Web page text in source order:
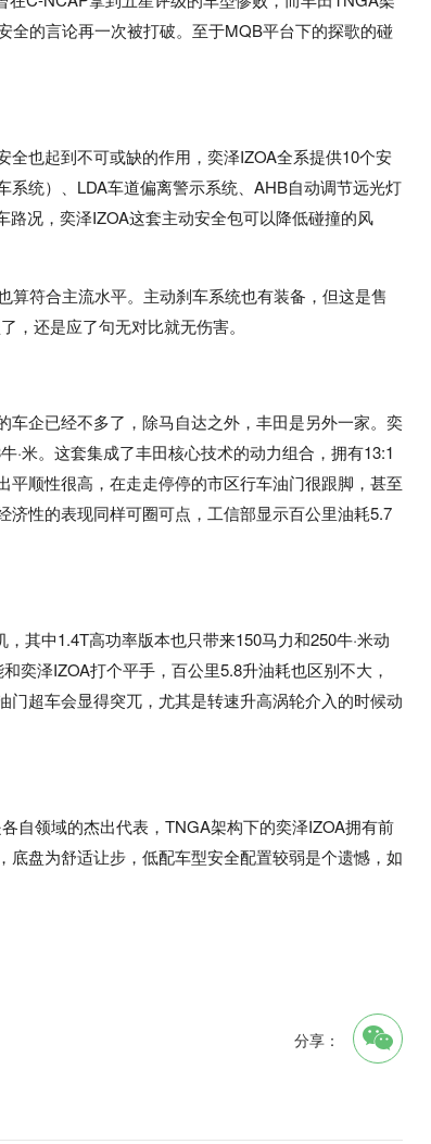
全的言论再一次被打破。至于MQB平台下的探歌的碰
也起到不可或缺的作用，奕泽IZOA全系提供10个安
统）、LDA车道偏离警示系统、AHB自动调节远光灯
况，奕泽IZOA这套主动安全包可以降低碰撞的风
符合主流水平。主动刹车系统也有装备，但这是售
，还是应了句无对比就无伤害。
企已经不多了，除马自达之外，丰田是另外一家。奕
·米。这套集成了丰田核心技术的动力组合，拥有13:1
顺性很高，在走走停停的市区行车油门很跟脚，甚至
性的表现同样可圈可点，工信部显示百公里油耗5.7
其中1.4T高功率版本也只带来150马力和250牛·米动
奕泽IZOA打个平手，百公里5.8升油耗也区别不大，
超车会显得突兀，尤其是转速升高涡轮介入的时候动
自领域的杰出代表，TNGA架构下的奕泽IZOA拥有前
盘为舒适让步，低配车型安全配置较弱是个遗憾，如
分享：